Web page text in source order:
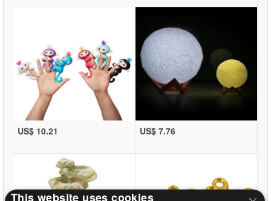
US$ 10.21 US$ 7.76
This website uses cookies